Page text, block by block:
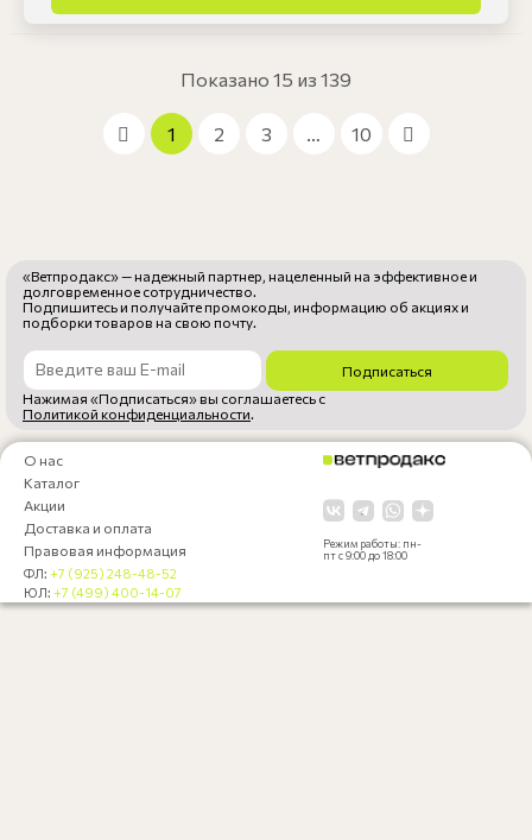
Показано 15 из 139
1 2 3 10
«Ветпродакс» — надежный партнер, нацеленный на эффективное и
долговременное сотрудничество.
Подпишитесь и получайте промокоды, информацию об акциях и
подборки товаров на свою почту.
Подписаться
Нажимая «Подписаться» вы соглашаетесь с
Политикой конфиденциальности
О нас
Каталог
Акции
Доставка и оплата
Правовая информация
ФЛ: +7 (925) 248-48-52
ЮЛ: +7 (499) 400-14-07
Режим работы: пн-
пт с 9:00 до 18:00